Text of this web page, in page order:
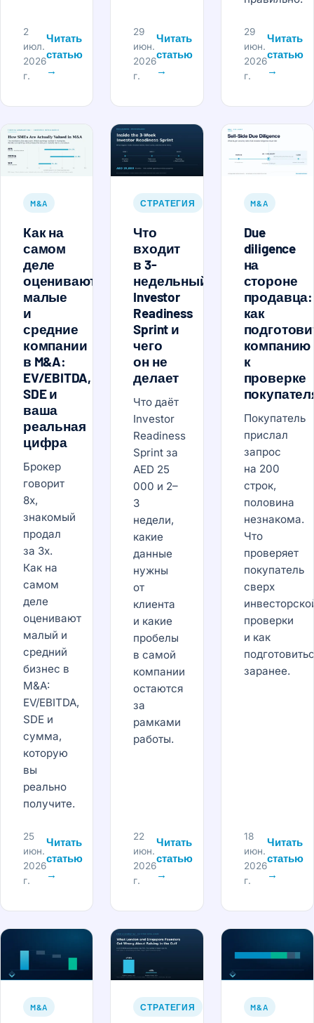
2
июл.
2026
г.
Читать
статью
→
29
июн.
2026
г.
Читать
статью
→
29
июн.
2026
г.
Читать
статью
→
M&A
Как на
самом
деле
оценивают
малые
и
средние
компании
в M&A:
EV/EBITDA,
SDE и
ваша
реальная
цифра
Брокер
говорит
8x,
знакомый
продал
за 3x.
Как на
самом
деле
оценивают
малый и
средний
бизнес в
M&A:
EV/EBITDA,
SDE и
сумма,
которую
вы
реально
получите.
25
июн.
2026
г.
Читать
статью
→
СТРАТЕГИЯ
Что
входит
в 3-
недельный
Investor
Readiness
Sprint и
чего
он не
делает
Что даёт
Investor
Readiness
Sprint за
AED 25
000 и 2–
3
недели,
какие
данные
нужны
от
клиента
и какие
пробелы
в самой
компании
остаются
за
рамками
работы.
22
июн.
2026
г.
Читать
статью
→
M&A
Due
diligence
на
стороне
продавца:
как
компанию
к
проверке
Покупатель
прислал
запрос
на 200
строк,
половина
незнакома.
Что
проверяет
покупатель
сверх
проверки
и как
заранее.
18
июн.
2026
г.
Читать
статью
→
M&A СТРАТЕГИЯ M&A